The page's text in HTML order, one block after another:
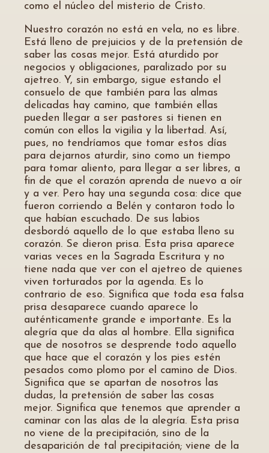
como el núcleo del misterio de Cristo.
Nuestro corazón no está en vela, no es libre.
Está lleno de prejuicios y de la pretensión de
saber las cosas mejor. Está aturdido por
negocios y obligaciones, paralizado por su
ajetreo. Y, sin embargo, sigue estando el
consuelo de que también para las almas
delicadas hay camino, que también ellas
pueden llegar a ser pastores si tienen en
común con ellos la vigilia y la libertad. Así,
pues, no tendríamos que tomar estos días
para dejarnos aturdir, sino como un tiempo
para tomar aliento, para llegar a ser libres, a
fin de que el corazón aprenda de nuevo a oír
y a ver. Pero hay una segunda cosa: dice que
fueron corriendo a Belén y contaron todo lo
que habían escuchado. De sus labios
desbordó aquello de lo que estaba lleno su
corazón. Se dieron prisa. Esta prisa aparece
varias veces en la Sagrada Escritura y no
tiene nada que ver con el ajetreo de quienes
viven torturados por la agenda. Es lo
contrario de eso. Significa que toda esa falsa
prisa desaparece cuando aparece lo
auténticamente grande e importante. Es la
alegría que da alas al hombre. Ella significa
que de nosotros se desprende todo aquello
que hace que el corazón y los pies estén
pesados como plomo por el camino de Dios.
Significa que se apartan de nosotros las
dudas, la pretensión de saber las cosas
mejor. Significa que tenemos que aprender a
caminar con las alas de la alegría. Esta prisa
no viene de la precipitación, sino de la
desaparición de tal precipitación; viene de la